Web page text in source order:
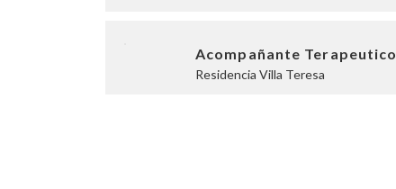
Acompañante Terapeutico
Residencia Villa Teresa